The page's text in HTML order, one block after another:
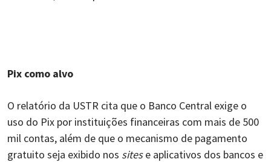
Pix como alvo
O relatório da USTR cita que o Banco Central exige o
uso do Pix por instituições financeiras com mais de 500
mil contas, além de que o mecanismo de pagamento
gratuito seja exibido nos sitese aplicativos dos bancos e